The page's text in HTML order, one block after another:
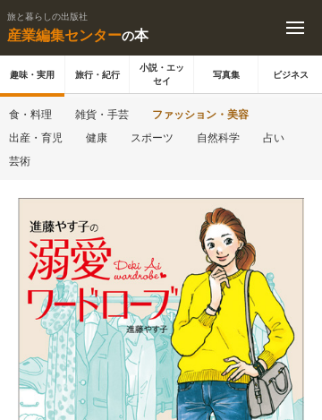
旅と暮らしの出版社
産業編集センターの本
趣味・実用 旅行・紀行
小説・エッ
セイ
写真集 ビジネス
食・料理 雑貨・手芸
ファッション・美容
出産・育児
健康 スポーツ 自然科学
占い
芸術